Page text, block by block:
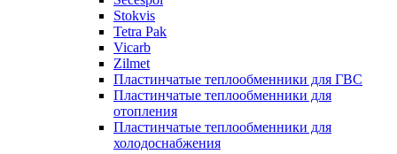
Stokvis
Tetra Pak
Vicarb
Zilmet
Пластинчатые теплообменники для ГВС
Пластинчатые теплообменники для
отопления
Пластинчатые теплообменники для
холодоснабжения